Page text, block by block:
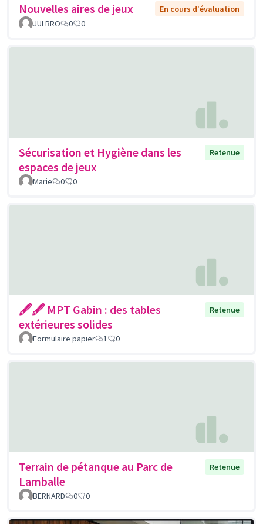
Nouvelles aires de jeux
En cours d'évaluation
JULBRO
0 0
Sécurisation et Hygiène dans les
espaces de jeux
Retenue
Marie 0 0
🖋🖋 MPT Gabin : des tables
extérieures solides
Retenue
Formulaire papier 1 0
Terrain de pétanque au Parc de
Lamballe
Retenue
BERNARD 0 0